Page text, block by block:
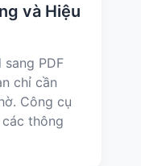
và Hiệu
PDF
chỉ cần
Công cụ
thông